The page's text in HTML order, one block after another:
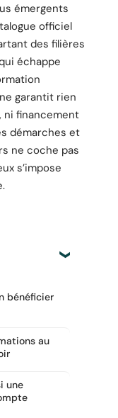
émergents
officiel
des filières
échappe
garantit rien
ni financement
démarches et
ne coche pas
s’impose
bénéficier
au
une